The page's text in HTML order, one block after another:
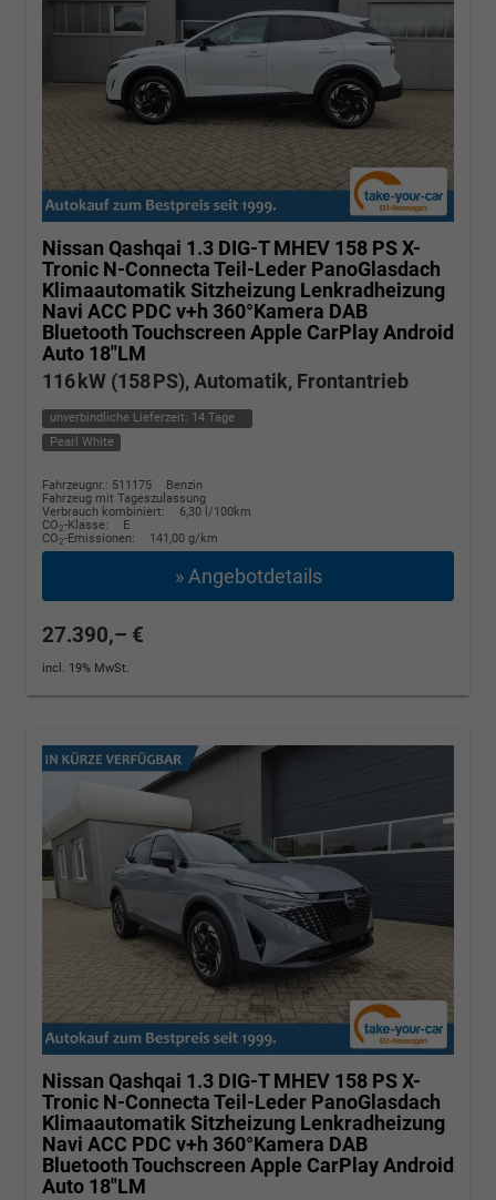
Nissan Qashqai 1.3 DIG-T MHEV 158 PS X-
Tronic N-Connecta Teil-Leder PanoGlasdach
Klimaautomatik Sitzheizung Lenkradheizung
Navi ACC PDC v+h 360°Kamera DAB
Bluetooth Touchscreen Apple CarPlay Android
Auto 18"LM
116 kW (158 PS), Automatik, Frontantrieb
unverbindliche Lieferzeit: 14 Tage
Pearl White
Fahrzeugnr.: 511175
Benzin
Fahrzeug mit Tageszulassung
Verbrauch kombiniert:
6,30 l/100km
CO2-Klasse:
E
CO2-Emissionen: 141,00 g/km
» Angebotdetails
27.390,– €
incl. 19% MwSt.
Nissan Qashqai 1.3 DIG-T MHEV 158 PS X-
Tronic N-Connecta Teil-Leder PanoGlasdach
Klimaautomatik Sitzheizung Lenkradheizung
Navi ACC PDC v+h 360°Kamera DAB
Bluetooth Touchscreen Apple CarPlay Android
Auto 18"LM